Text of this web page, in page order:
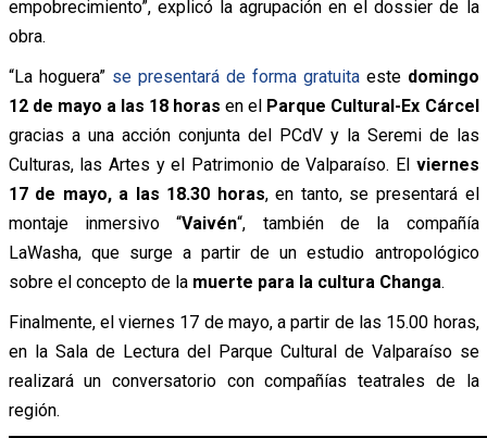
empobrecimiento”, explicó la agrupación en el dossier de la
obra.
“La hoguera” se presentará de forma gratuitaeste domingo
12 de mayo a las 18 horas en el Parque Cultural-Ex Cárcel
gracias a una acción conjunta del PCdV y la Seremi de las
Culturas, las Artes y el Patrimonio de Valparaíso. El viernes
17 de mayo, a las 18.30 horas, en tanto, se presentará el
montaje inmersivo “Vaivén“, también de la compañía
LaWasha, que surge a partir de un estudio antropológico
sobre el concepto de lamuerte para la cultura Changa.
Finalmente, el viernes 17 de mayo, a partir de las 15.00 horas,
en la Sala de Lectura del Parque Cultural de Valparaíso se
realizará un conversatorio con compañías teatrales de la
región.